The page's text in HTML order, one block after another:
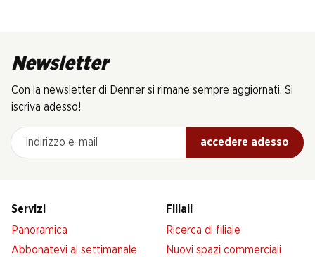
Newsletter
Con la newsletter di Denner si rimane sempre aggiornati. Si
iscriva adesso!
Indirizzo e-mail
accedere adesso
Servizi
Panoramica
Abbonatevi al settimanale
Filiali
Ricerca di filiale
Nuovi spazi commerciali